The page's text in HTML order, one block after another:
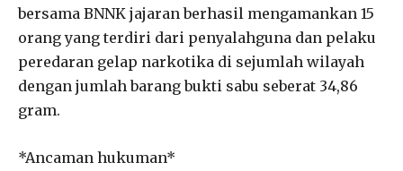
bersama BNNK jajaran berhasil mengamankan 15
orang yang terdiri dari penyalahguna dan pelaku
peredaran gelap narkotika di sejumlah wilayah
dengan jumlah barang bukti sabu seberat 34,86
gram.
*Ancaman hukuman*